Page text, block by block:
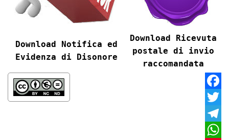
Download Notifica ed
Evidenza di Disonore
Download Ricevuta
postale di invio
raccomandata